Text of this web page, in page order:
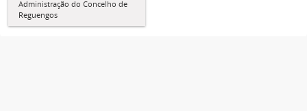
Administração do Concelho de
Reguengos